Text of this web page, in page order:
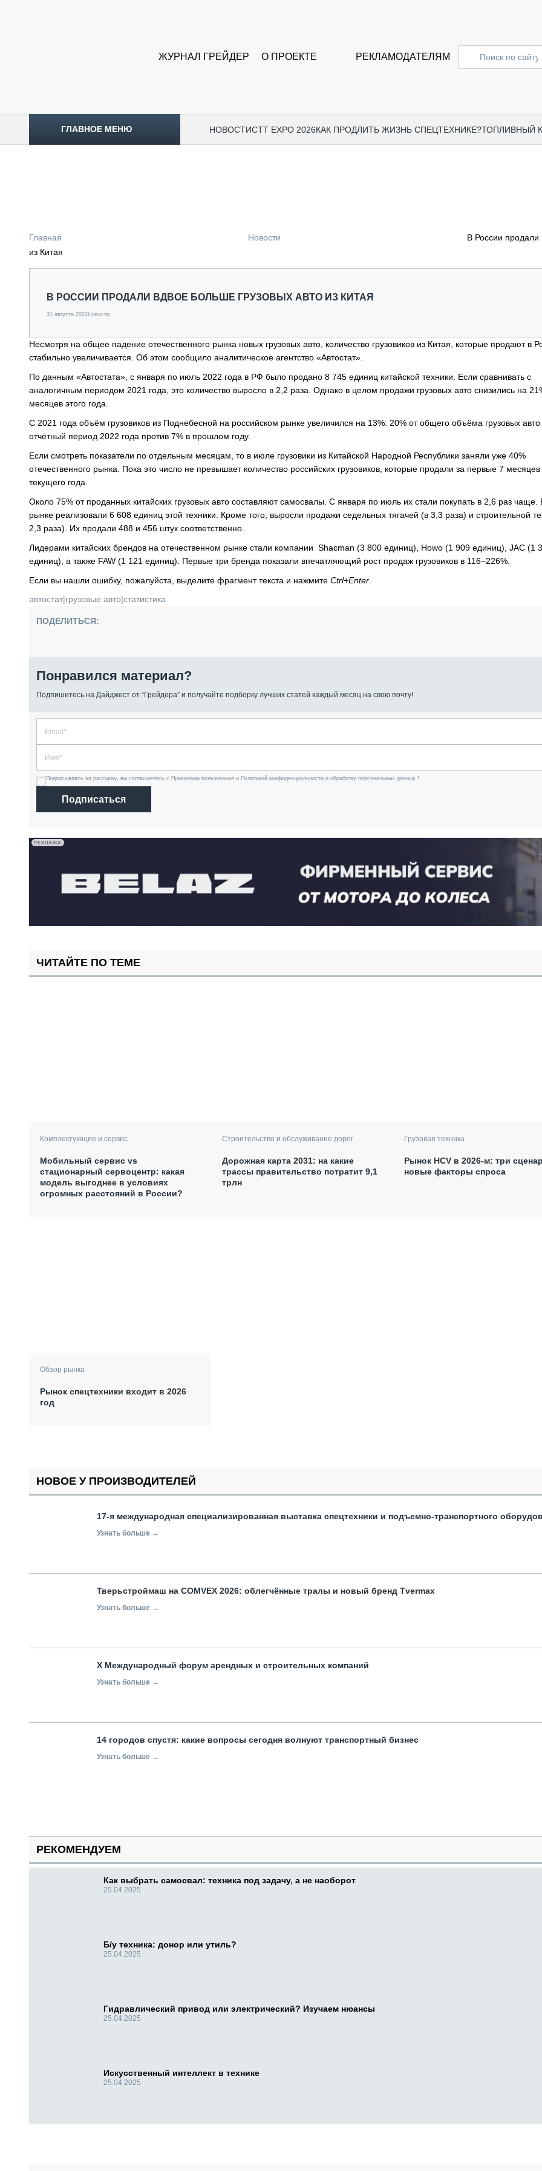
ЖУРНАЛ ГРЕЙДЕР О ПРОЕКТЕ РЕКЛАМОДАТЕЛЯМ
ГЛАВНОЕ МЕНЮ НОВОСТИCTT EXPO 2026КАК ПРОДЛИТЬ ЖИЗНЬ СПЕЦТЕХНИКЕ?ТОПЛИВНЫЙ
ГРУЗОПЕРЕВОЗКИ
ИСПЫТАТЕЛИ
ТЕХНОЛОГИИ
ДОРОЖНАЯ ИНДУСТРИЯ
СЕРВИСМЕНЫ
Главная Новости
В России продали
из Китая
В РОССИИ ПРОДАЛИ ВДВОЕ БОЛЬШЕ ГРУЗОВЫХ АВТО ИЗ КИТАЯ
31 августа 2022Новости
Несмотря на общее падение отечественного рынка новых грузовых авто, количество грузовиков из Китая, которые продают в
стабильно увеличивается. Об этом сообщило аналитическое агентство «Автостат».
По данным «Автостата», с января по июль 2022 года в РФ было продано 8 745 единиц китайской техники. Если сравнивать с
аналогичным периодом 2021 года, это количество выросло в 2,2 раза. Однако в целом продажи грузовых авто снизились на
месяцев этого года.
С 2021 года объём грузовиков из Поднебесной на российском рынке увеличился на 13%: 20% от общего объёма грузовых авто
отчётный период 2022 года против 7% в прошлом году.
Если смотреть показатели по отдельным месяцам, то в июле грузовики из Китайской Народной Республики заняли уже 40%
отечественного рынка. Пока это число не превышает количество российских грузовиков, которые продали за первые 7 месяцев
текущего года.
Около 75% от проданных китайских грузовых авто составляют самосвалы. С января по июль их стали покупать в 2,6 раз чаще.
рынке реализовали 6 608 единиц этой техники. Кроме того, выросли продажи седельных тягачей (в 3,3 раза) и строительной
2,3 раза). Их продали 488 и 456 штук соответственно.
Лидерами китайских брендов на отечественном рынке стали компании Shacman (3 800 единиц), Howo (1 909 единиц), JAC (1
единиц), а также FAW (1 121 единиц). Первые три бренда показали впечатляющий рост продаж грузовиков в 116–226%.
Если вы нашли ошибку, пожалуйста, выделите фрагмент текста и нажмите Ctrl+Enter
автостат|грузовые авто|статистика
ПОДЕЛИТЬСЯ:
Понравился материал?
Подпишитесь на Дайджест от “Грейдера” и получайте подборку лучших статей каждый месяц на свою почту!
Подписываясь на рассылку, вы соглашаетесь с Правилами пользования и Политикой конфиденциальности и обработку персональных данных *
Подписаться
РЕКЛАМА
ЧИТАЙТЕ ПО ТЕМЕ
Комплектующие и сервис
Мобильный сервис vs
стационарный сервоцентр: какая
модель выгоднее в условиях
огромных расстояний в России?
Строительство и обслуживание дорог
Дорожная карта 2031: на какие
трассы правительство потратит 9,1
трлн
Грузовая техника
Рынок HCV в 2026-м: три
новые факторы спроса
Обзор рынка
Рынок спецтехники входит в 2026
год
НОВОЕ У ПРОИЗВОДИТЕЛЕЙ
17-я международная специализированная выставка спецтехники и подъемно-транспортного
Узнать больше →
Тверьстроймаш на COMVEX 2026: облегчённые тралы и новый бренд Tvermax
Узнать больше →
X Международный форум арендных и строительных компаний
Узнать больше →
14 городов спустя: какие вопросы сегодня волнуют транспортный бизнес
Узнать больше →
РЕКОМЕНДУЕМ
Как выбрать самосвал: техника под задачу, а не наоборот
25.04.2025
Б/у техника: донор или утиль?
25.04.2025
Гидравлический привод или электрический? Изучаем нюансы
25.04.2025
Искусственный интеллект в технике
25.04.2025